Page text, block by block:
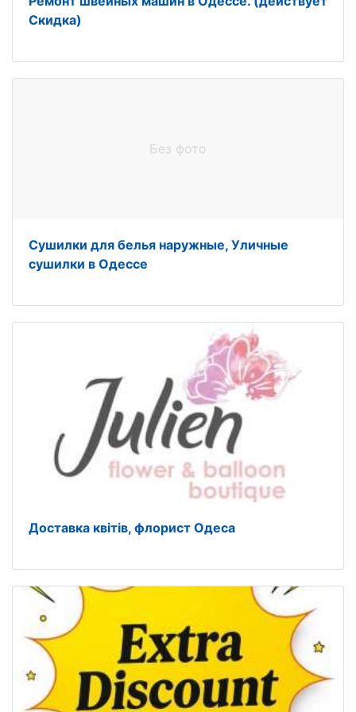
Скидка)
Без фото
Сушилки для белья наружные, Уличные
сушилки в Одессе
Доставка квітів, флорист Одеса